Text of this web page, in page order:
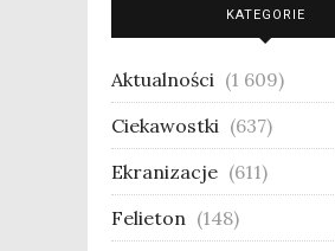
KATEGORIE
Aktualności (1 609)
Ciekawostki (637)
Ekranizacje (611)
Felieton (148)